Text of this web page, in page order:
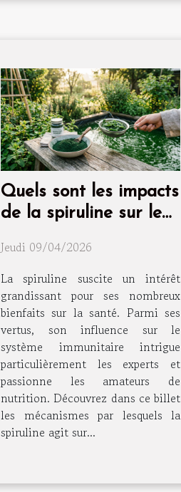
Quels sont les impacts
de la spiruline sur le
Jeudi 09/04/2026
La spiruline suscite un intérêt
grandissant pour ses nombreux
bienfaits sur la santé. Parmi ses
vertus, son influence sur le
système immunitaire intrigue
particulièrement les experts et
passionne les amateurs de
nutrition. Découvrez dans ce billet
les mécanismes par lesquels la
spiruline agit sur...